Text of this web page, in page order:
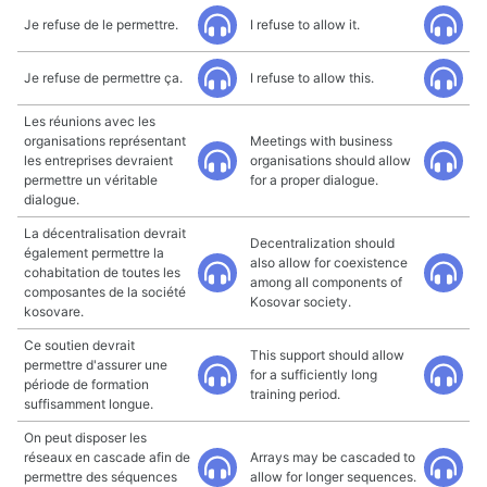
Je refuse de le permettre. I refuse to allow it.
Je refuse de permettre ça. I refuse to allow this.
Les réunions avec les
organisations représentant
les entreprises devraient
permettre un véritable
dialogue.
Meetings with business
organisations should allow
for a proper dialogue.
La décentralisation devrait
également permettre la
cohabitation de toutes les
composantes de la société
kosovare.
Decentralization should
also allow for coexistence
among all components of
Kosovar society.
Ce soutien devrait
permettre d'assurer une
période de formation
suffisamment longue.
This support should allow
for a sufficiently long
training period.
On peut disposer les
réseaux en cascade afin de
permettre des séquences
Arrays may be cascaded to
allow for longer sequences.